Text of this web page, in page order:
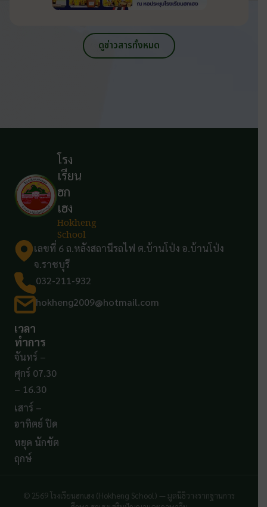
ดูข่าวสารทั้งหมด
โรง
เรียน
ฮก
เฮง
Hokheng
School
เลขที่ 6 ถ.หลังสถานีรถไฟ ต.บ้านโป่ง อ.บ้านโป่ง
จ.ราชบุรี
032-211-932
hokheng2009@hotmail.com
เวลา
ทำการ
จันทร์ –
ศุกร์ 07.30
– 16.30
เสาร์ –
อาทิตย์ ปิด
หยุด นักขัต
ฤกษ์
© 2569 โรงเรียนฮกเฮง (Hokheng School) — มูลนิธิวางรากฐานการ